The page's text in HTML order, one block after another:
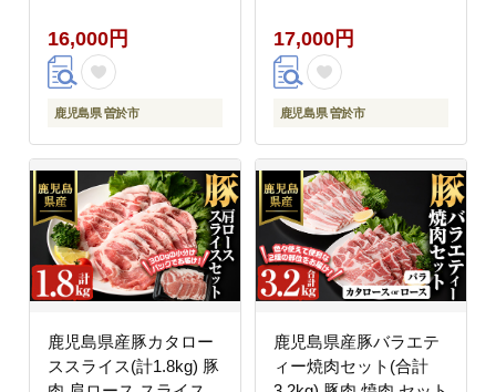
v01
16,000円
鹿児島県 曽於市
17,000円
鹿児島県 曽於市
鹿児島県産豚カタロー
ススライス(計1.8kg) 豚
鹿児島県産豚バラエテ
ィー焼肉セット(合計